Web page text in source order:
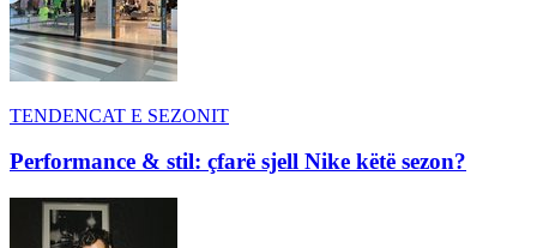
TENDENCAT E SEZONIT
Performance & stil: çfarë sjell Nike këtë sezon?